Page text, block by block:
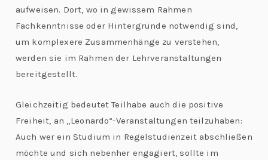
aufweisen. Dort, wo in gewissem Rahmen
Fachkenntnisse oder Hintergründe notwendig sind,
um komplexere Zusammenhänge zu verstehen,
werden sie im Rahmen der Lehrveranstaltungen
bereitgestellt.
Gleichzeitig bedeutet Teilhabe auch die positive
Freiheit, an „Leonardo“-Veranstaltungen teilzuhaben:
Auch wer ein Studium in Regelstudienzeit abschließen
möchte und sich nebenher engagiert, sollte im